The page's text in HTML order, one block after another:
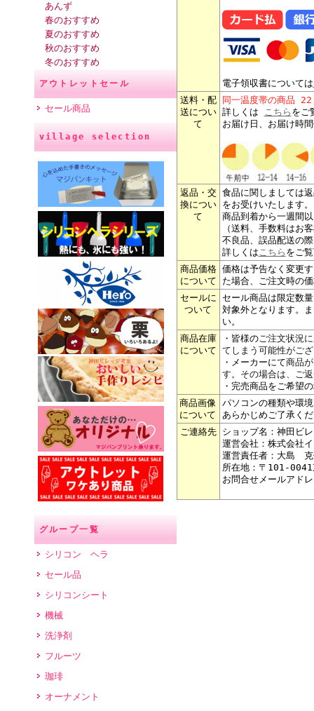
あんず
春のおすすめ
夏のおすすめ
秋のおすすめ
冬のおすすめ
アウトレットセール
セール商品
village selection
グループ一覧
シリコン ヘラ
セール品
シリコンシート
機械
洗浄剤
フルーツ
珈琲
オーナメント
電子領収書については
送料・配
送につい
て
同一温度帯の商品
詳しくは こちら をご
お届け日、お届け時
返品・交
換につい
て
食品に関しましては
をお受けいたします。
商品到着から一週間
（送料、手数料はお
不良品、誤品配送の
詳しくはこちら をご
商品価格
について
価格は予告なく変更
た場合、ご注文時の
セールに
ついて
セール商品は限定数
対象外となります。
い。
商品在庫
について
・皆様のご注文状況
てしまう可能性がご
・メーカーにて商品
す。その場合は、ご
・完売商品をご希望
商品画像
について
パソコンの種類や環
あらかじめご了承く
ご連絡先
ショップ名：神田ビ
運営会社：株式会社
運営責任者：大島
所在地：〒101-
お問合せメールアド